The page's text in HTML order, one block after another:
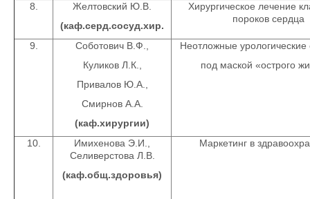
8.
Желтовский Ю.В.
(каф.серд.сосуд.хир.
Хирургическое лечение
пороков сердца
9.
Соботович В.Ф.,
Куликов Л.К.,
Привалов Ю.А.,
Смирнов А.А.
(каф.хирургии)
Неотложные урологические
под маской «острого
10.
Имихенова Э.И.,
Селиверстова Л.В.
(каф.общ.здоровья)
Маркетинг в